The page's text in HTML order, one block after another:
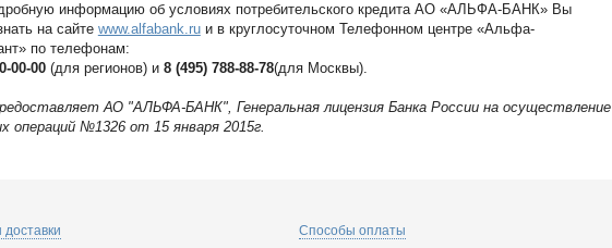
информацию об условиях потребительского кредита АО «АЛЬФА-БАНК» Вы
на сайте www.alfabank.ruи в круглосуточном Телефонном центре «Альфа-
по телефонам:
00-00(для регионов) и 8 (495) 788-88-78(для Москвы).
АО "АЛЬФА-БАНК", Генеральная лицензия Банка России на осуществление
операций №1326 от 15 января 2015г.
Способы оплаты